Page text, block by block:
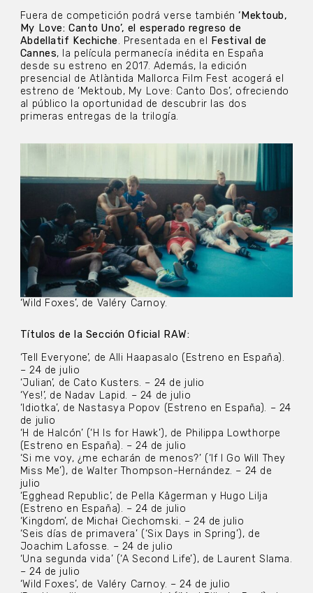
Fuera de competición podrá verse también ‘Mektoub,
My Love: Canto Uno’, el esperado regreso de
Abdellatif Kechiche. Presentada en el
Festival de
Cannes, la película permanecía inédita en España
desde su estreno en 2017. Además, la edición
presencial de Atlàntida Mallorca Film Fest acogerá el
estreno de ‘Mektoub, My Love: Canto Dos’, ofreciendo
al público la oportunidad de descubrir las dos
primeras entregas de la trilogía.
‘Wild Foxes’, de Valéry Carnoy.
Títulos de la Sección Oficial RAW:
‘Tell Everyone’, de Alli Haapasalo (Estreno en España).
– 24 de julio
‘Julian’, de Cato Kusters. – 24 de julio
‘Yes!’, de Nadav Lapid. – 24 de julio
‘Idiotka’, de Nastasya Popov (Estreno en España). – 24
de julio
‘H de Halcón’ (‘H Is for Hawk’), de Philippa Lowthorpe
(Estreno en España). – 24 de julio
‘Si me voy, ¿me echarán de menos?’ (‘If I Go Will They
Miss Me’), de Walter Thompson-Hernández. – 24 de
julio
‘Egghead Republic’, de Pella Kågerman y Hugo Lilja
(Estreno en España). – 24 de julio
‘Kingdom’, de Michał Ciechomski. – 24 de julio
‘Seis días de primavera’ (‘Six Days in Spring’), de
Joachim Lafosse. – 24 de julio
‘Una segunda vida’ (‘A Second Life’), de Laurent Slama.
– 24 de julio
‘Wild Foxes’, de Valéry Carnoy. – 24 de julio